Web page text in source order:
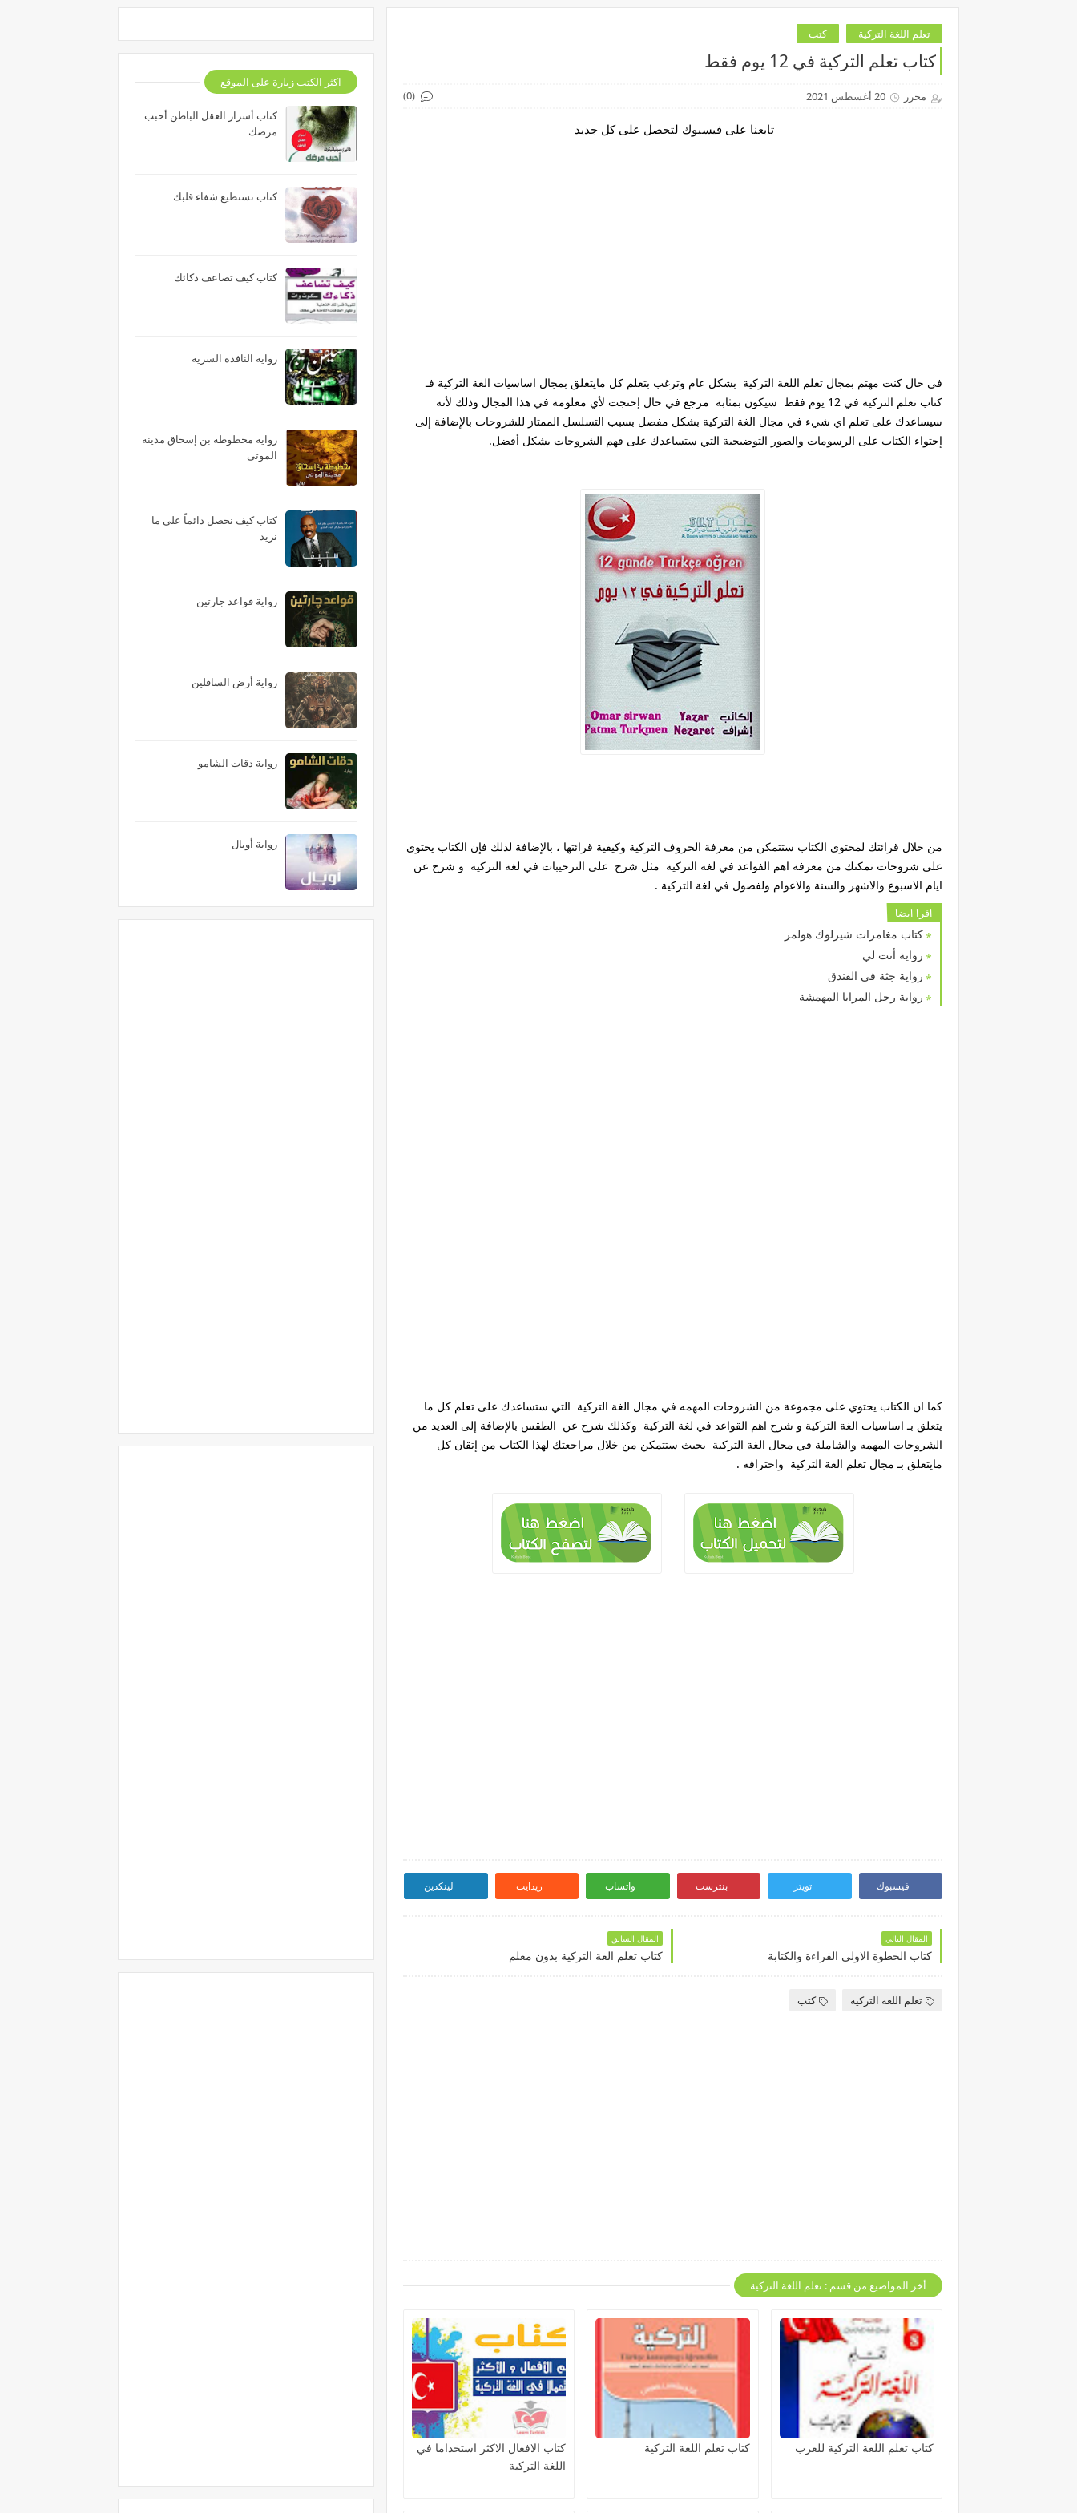
تعلم اللغة التركية كتب
كتاب تعلم التركية في 12 يوم فقط
محرر 20 أغسطس 2021 (0)
تابعنا على فيسبوك لتحصل على كل جديد
في حال كنت مهتم بمجال تعلم اللغة التركية بشكل عام وترغب بتعلم كل مايتعلق بمجال اساسيات الغة التركية فـ
كتاب تعلم التركية في 12 يوم فقط سيكون بمثابة مرجع في حال إحتجت لأي معلومة في هذا المجال وذلك لأنه
سيساعدك على تعلم اي شيء في مجال الغة التركية بشكل مفصل بسبب التسلسل الممتاز للشروحات بالإضافة إلى
إحتواء الكتاب على الرسومات والصور التوضيحية التي ستساعدك على فهم الشروحات بشكل أفضل.
من خلال قرائتك لمحتوى الكتاب ستتمكن من معرفة الحروف التركية وكيفية قرائتها ، بالإضافة لذلك فإن الكتاب يحتوي
على شروحات تمكنك من معرفة اهم الفواعد في لغة التركية مثل شرح على الترحيبات في لغة التركية و شرح عن
ايام الاسبوع والاشهر والسنة والاعوام ولفصول في لغة التركية .
اقرا ايضا
كتاب مغامرات شيرلوك هولمز
رواية أنت لي
رواية جثة في الفندق
رواية رجل المرايا المهمشة
كما ان الكتاب يحتوي على مجموعة من الشروحات المهمه في مجال الغة التركية التي ستساعدك على تعلم كل ما
يتعلق بـ اساسيات الغة التركية و شرح اهم القواعد في لغة التركية وكذلك شرح عن الطقس بالإضافة إلى العديد من
الشروحات المهمه والشاملة في مجال الغة التركية بحيث ستتمكن من خلال مراجعتك لهذا الكتاب من إتقان كل
مايتعلق بـ مجال تعلم الغة التركية واحترافه .
فيسبوك تويتر بنترست واتساب ريدايت لينكدين
المقال التالي
كتاب الخطوة الاولى القراءة والكتابة
المقال السابق
كتاب تعلم الغة التركية بدون معلم
تعلم اللغة التركية كتب
أخر المواضيع من قسم : تعلم اللغة التركية
كتاب تعلم اللغة التركية للعرب كتاب تعلم اللغة التركية
كتاب الافعال الاكثر استخداما في
اللغة التركية
اكثر الكتب زيارة على الموقع
كتاب أسرار العقل الباطن أحبب
مرضك
كتاب تستطيع شفاء قلبك
كتاب كيف تضاعف ذكائك
رواية النافذة السرية
رواية مخطوطة بن إسحاق مدينة
الموتى
كتاب كيف نحصل دائماً على ما
نريد
رواية قواعد جارتين
رواية أرض السافلين
رواية دقات الشامو
رواية أوبال